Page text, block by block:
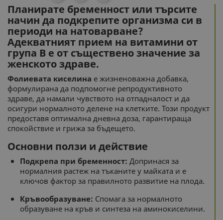
Планирате бременност или търсите
начин да подкрепите организма си в
периоди на натоварване?
Адекватният прием на витамини от
група В е от съществено значение за
женското здраве.
Фолиевата киселина е жизненоважна добавка,
формулирана да подпомогне репродуктивното
здраве, да намали чувството на отпадналост и да
осигури нормалното делене на клетките. Този продукт
предоставя оптимална дневна доза, гарантираща
спокойствие и грижа за бъдещето.
Основни ползи и действие
Подкрепа при бременност: Допринася за
нормалния растеж на тъканите у майката и е
ключов фактор за правилното развитие на плода.
Кръвообразуване: Спомага за нормалното
образуване на кръв и синтеза на аминокиселини.